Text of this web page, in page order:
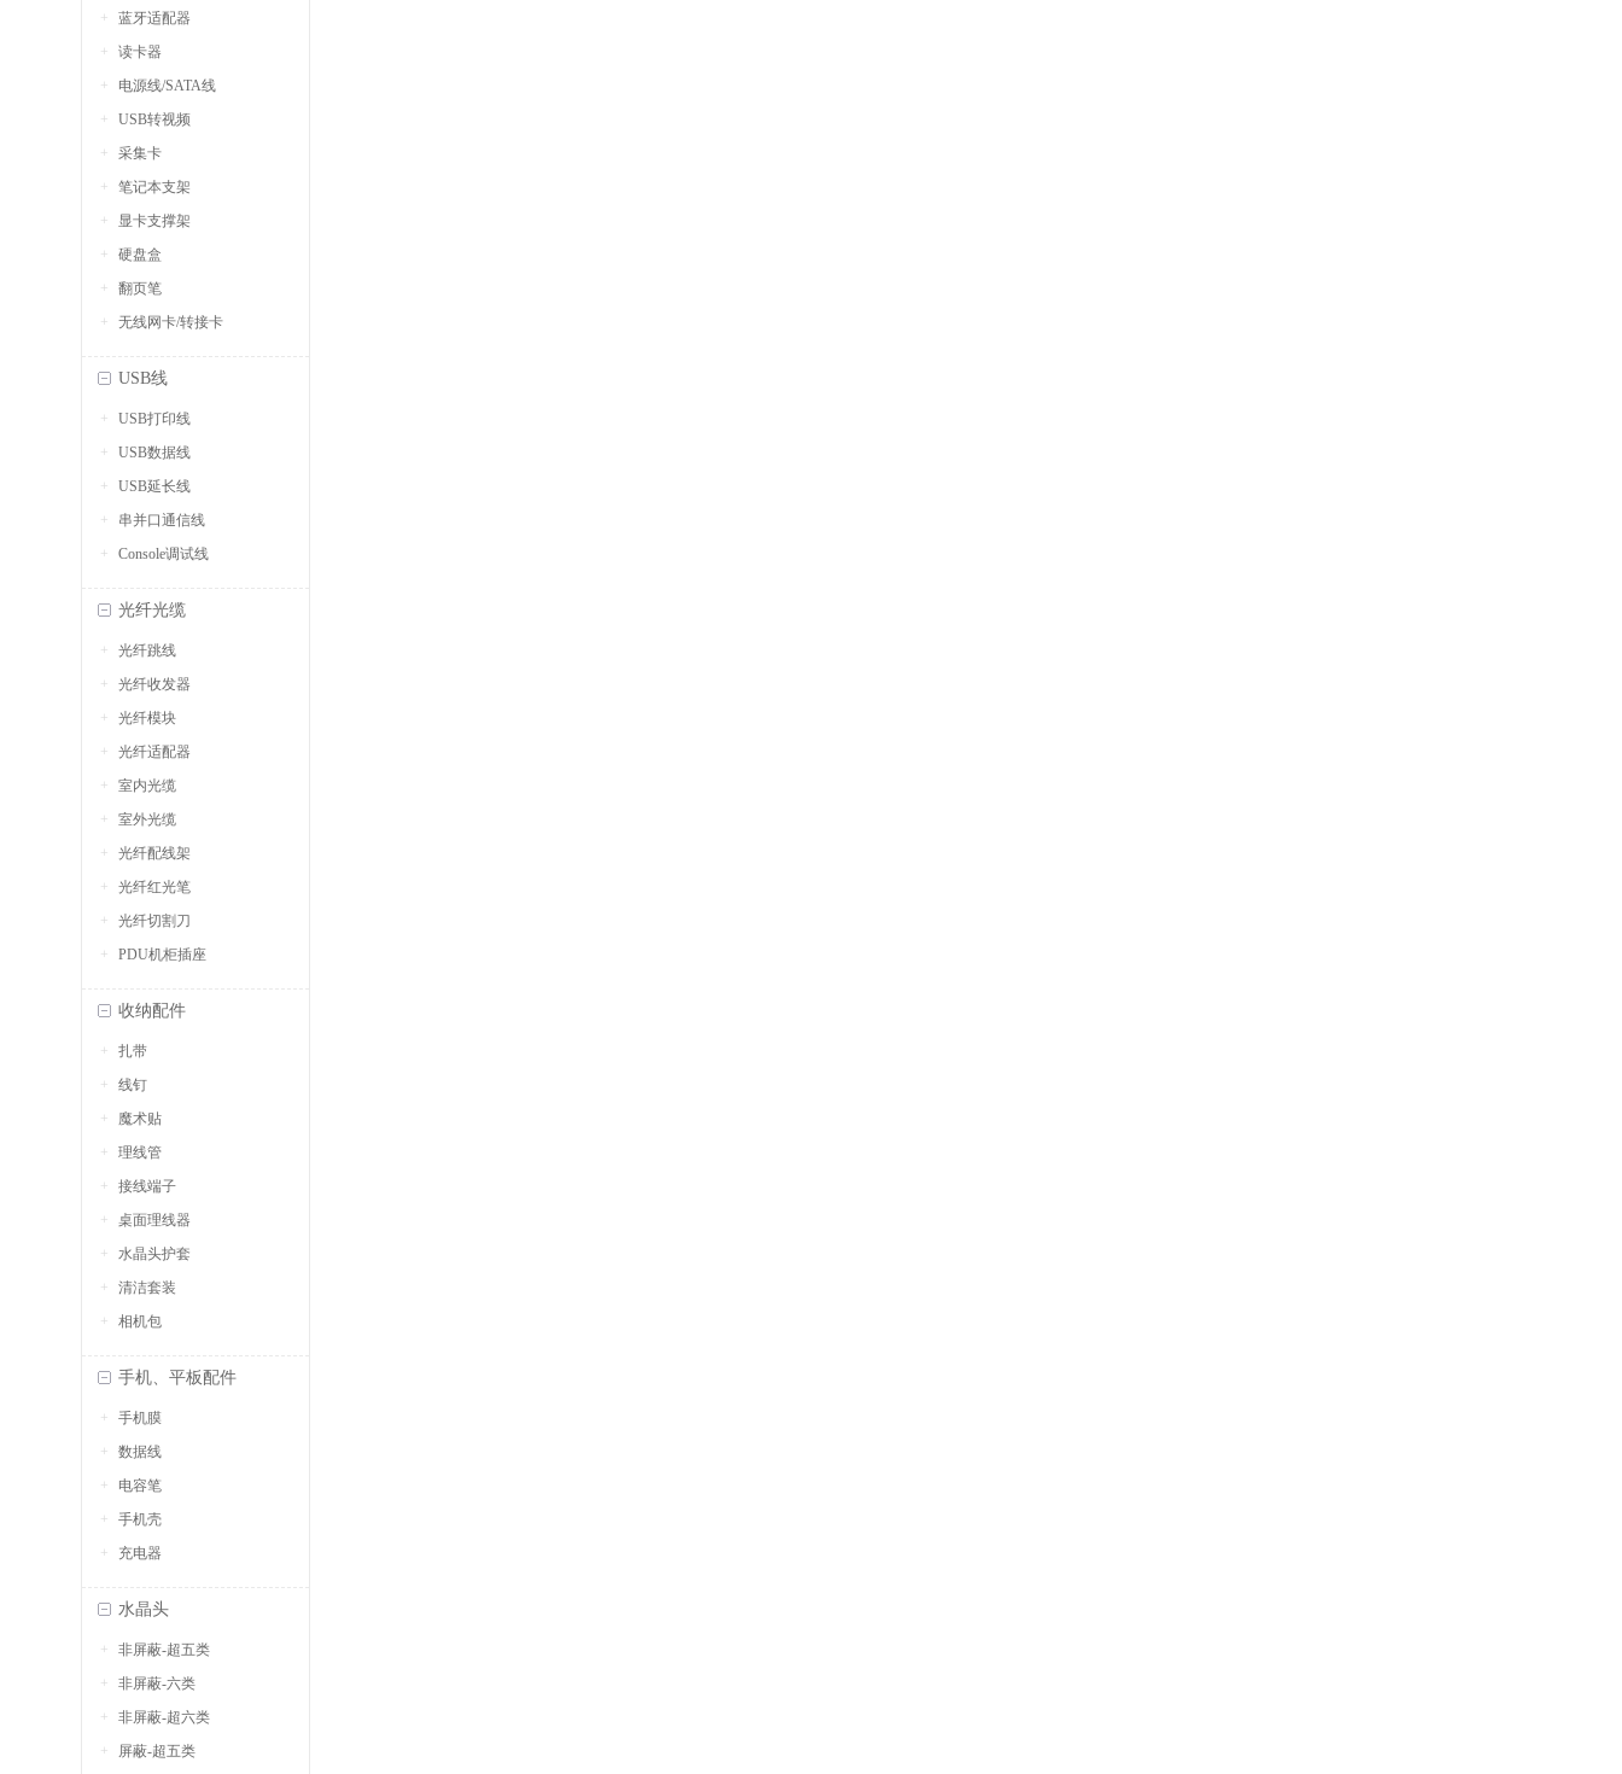
蓝牙适配器
读卡器
电源线/SATA线
USB转视频
采集卡
笔记本支架
显卡支撑架
硬盘盒
翻页笔
无线网卡/转接卡
USB线
USB打印线
USB数据线
USB延长线
串并口通信线
Console调试线
光纤光缆
光纤跳线
光纤收发器
光纤模块
光纤适配器
室内光缆
室外光缆
光纤配线架
光纤红光笔
光纤切割刀
PDU机柜插座
收纳配件
扎带
线钉
魔术贴
理线管
接线端子
桌面理线器
水晶头护套
清洁套装
相机包
手机、平板配件
手机膜
数据线
电容笔
手机壳
充电器
水晶头
非屏蔽-超五类
非屏蔽-六类
非屏蔽-超六类
屏蔽-超五类